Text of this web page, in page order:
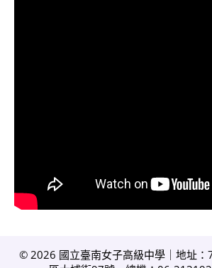
© 2026 國立臺南女子高級中學｜地址